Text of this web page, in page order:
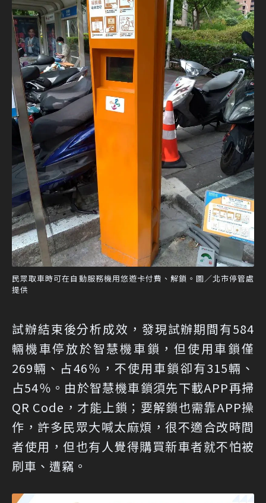
民眾取車時可在自動服務機用悠遊卡付費、解鎖。圖／北市停管處
提供
試辦結束後分析成效，發現試辦期間有584
輛機車停放於智慧機車鎖，但使用車鎖僅
269輛、占46％，不使用車鎖卻有315輛、
占54％。由於智慧機車鎖須先下載APP再掃
QR Code，才能上鎖；要解鎖也需靠APP操
作，許多民眾大喊太麻煩，很不適合改時間
者使用，但也有人覺得購買新車者就不怕被
刷車、遭竊。